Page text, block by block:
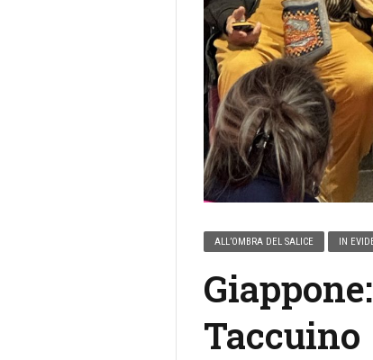
ALL’OMBRA DEL SALICE IN
Taccuino